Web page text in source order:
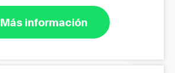
Más información